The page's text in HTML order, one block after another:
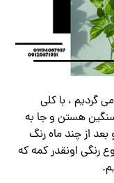
گردیم ، با کلی
هستن و جا به
از چند ماه رنگ
رنگی اونقدر کمه که